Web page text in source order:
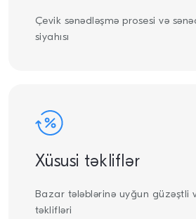
Çevik sənədləşmə prosesi və
siyahısı
Xüsusi təkliflər
Bazar tələblərinə uyğun güzəştli
təklifləri